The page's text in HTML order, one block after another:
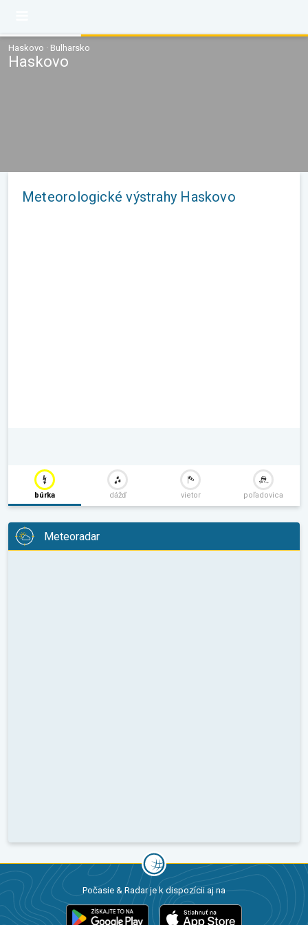
Haskovo · Bulharsko
Haskovo
Meteorologické výstrahy Haskovo
búrka dážď vietor poľadovica
Meteoradar
Počasie & Radar je k dispozícii aj na